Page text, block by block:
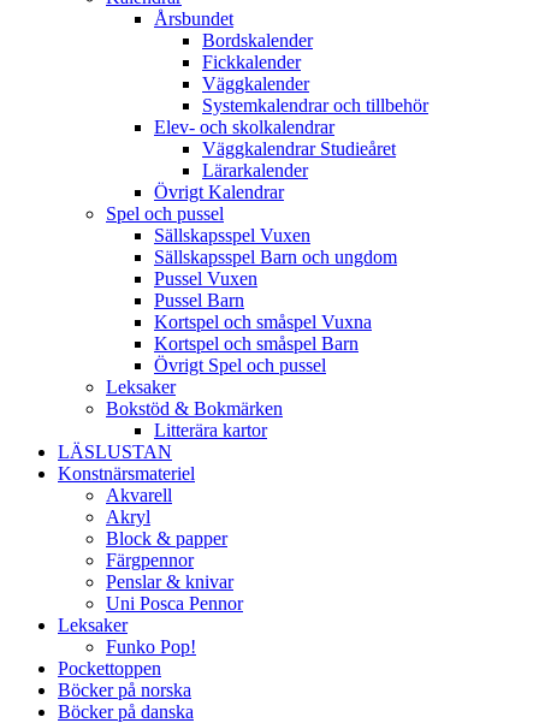
Årsbundet
Bordskalender
Fickkalender
Väggkalender
Systemkalendrar och tillbehör
Elev- och skolkalendrar
Väggkalendrar Studieåret
Lärarkalender
Övrigt Kalendrar
Spel och pussel
Sällskapsspel Vuxen
Sällskapsspel Barn och ungdom
Pussel Vuxen
Pussel Barn
Kortspel och småspel Vuxna
Kortspel och småspel Barn
Övrigt Spel och pussel
Leksaker
Bokstöd & Bokmärken
Litterära kartor
LÄSLUSTAN
Konstnärsmateriel
Akvarell
Akryl
Block & papper
Färgpennor
Penslar & knivar
Uni Posca Pennor
Leksaker
Funko Pop!
Pockettoppen
Böcker på norska
Böcker på danska